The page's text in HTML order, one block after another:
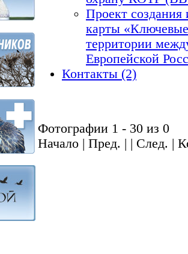
Проект
карты
территории
Европейской
Контакты (2)
Фотографии 1 - 30 из 0
Начало | Пред. | | След. |